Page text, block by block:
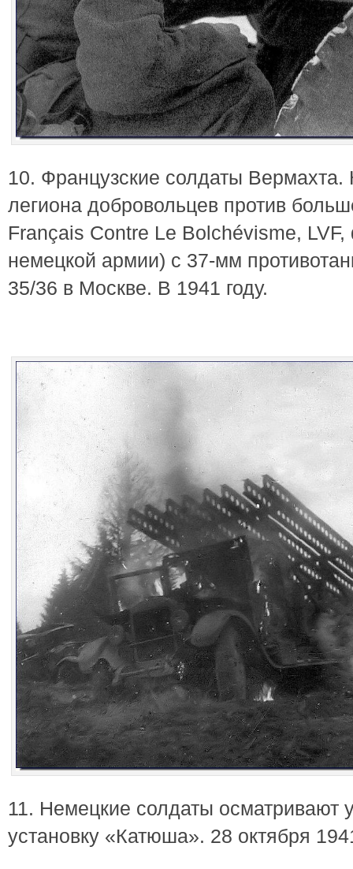
10. Французские солдаты Вермахта.
легиона добровольцев против
Français Contre Le Bolchévisme,
немецкой армии) с 37-мм
35/36 в Москве. В 1941 году.
11. Немецкие солдаты осматривают
установку «Катюша». 28 октября